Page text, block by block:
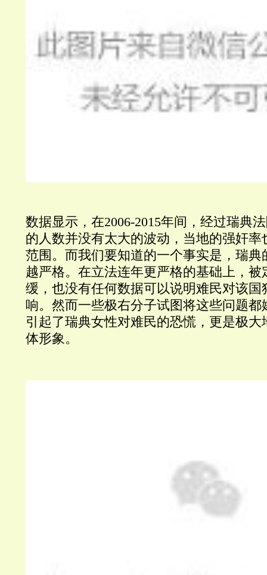
数据显示，在2006-2015年间，经过瑞典
的人数并没有太大的波动，当地的强奸率
范围。而我们要知道的一个事实是，瑞典
越严格。在立法连年更严格的基础上，被
缓，也没有任何数据可以说明难民对该国
响。然而一些极右分子试图将这些问题都
引起了瑞典女性对难民的恐慌，更是极大
体形象。